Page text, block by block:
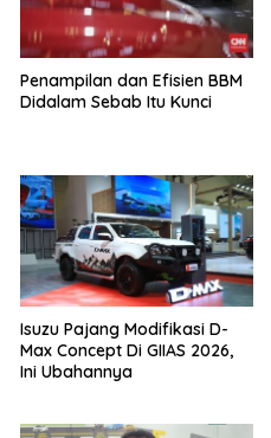
Penampilan dan Efisien BBM
Didalam Sebab Itu Kunci
Isuzu Pajang Modifikasi D-
Max Concept Di GIIAS 2026,
Ini Ubahannya